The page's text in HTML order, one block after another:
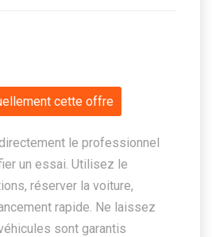
cette offre
le professionnel
un essai. Utilisez le
réserver la voiture,
rapide. Ne laissez
sont garantis